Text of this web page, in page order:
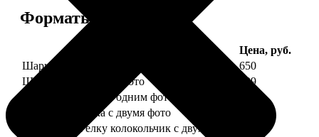
Форматы и цены
Цена, руб.
Шарик елочный с 1 фото
650
Шарик елочный с 2 фото
699
Шарик-шкатулка с одним фото
Шарик-шкатулка с двумя фото
Подвеска на елку колокольчик с двумя фото